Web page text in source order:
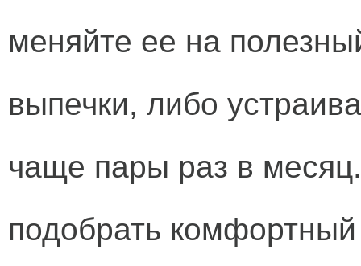
меняйте ее на
выпечки, либо
чаще пары раз в
подобрать